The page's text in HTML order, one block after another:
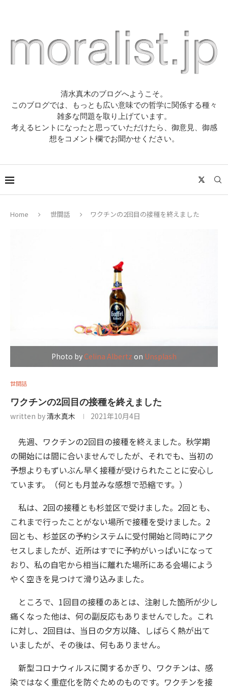
清水真木のブログへようこそ。
このブログでは、もっとも広い意味での哲学に関係する種々
雑多な問題を取り上げています。
考えるヒントになったと思っていただけたら、御意見、御感
想をコメント欄でお聞かせください。
Home 世間話 ワクチンの2回目の接種を終えました
Photo by Celina Albertz on Unsplash
世間話
ワクチンの2回目の接種を終えました
written by清水真木 2021年10月4日
先週、ワクチンの2回目の接種を終えました。秋学期
の開始には間に合いませんでしたが、それでも、当初の
予想よりもずいぶん早く接種が受けられたことに安心し
ています。（何とも月並みな感想で恐縮です。）
私は、2回の接種とも杉並区で受けました。2回とも、
これまで行ったことがない場所で接種を受けました。2
回とも、杉並区の予約システムに受付開始と同時にアク
セスしましたが、近所はすでに予約がいっぱいになって
おり、私の自宅から相当に離れた場所にある会場によう
やく空きを見つけて滑り込みました。
ところで、1回目の接種のあとは、注射した箇所が少し
痛くなった他は、何の副反応もありませんでした。これ
に対し、2回目は、当日の夕方以降、しばらく熱が出て
いましたが、その後は、何もありません。
新型コロナウィルスに関するかぎり、ワクチンは、感
染ではなく重症化を防ぐためのものです。ワクチンを接